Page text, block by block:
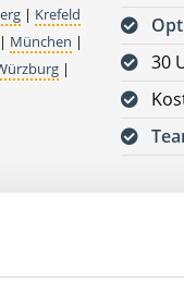
30
| Krefeld
| München |
|